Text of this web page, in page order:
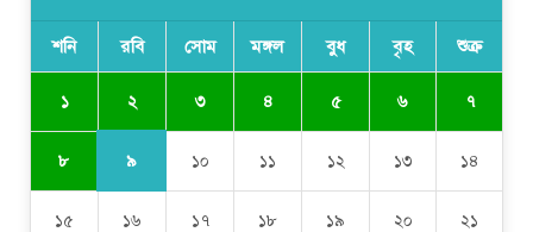
শনি রবি সোম মঙ্গল বুধ বৃহ শুক্র
১ ২ ৩ ৪ ৫ ৬ ৭
৮ ৯ ১০ ১১ ১২ ১৩ ১৪
১৫ ১৬ ১৭ ১৮ ১৯ ২০ ২১